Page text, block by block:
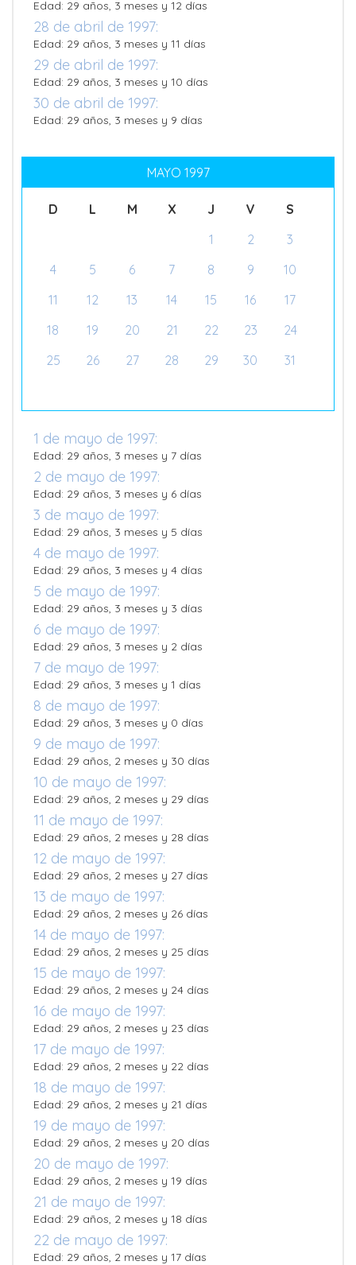
Edad: 29 años, 3 meses y 12 días
28 de abril de 1997:
Edad: 29 años, 3 meses y 11 días
29 de abril de 1997:
Edad: 29 años, 3 meses y 10 días
30 de abril de 1997:
Edad: 29 años, 3 meses y 9 días
MAYO 1997
D L M X J V
S
1
2
3
4
5 6 7 8 9
10
11
12 13 14 15 16
17
18
19 20 21 22 23
24
25
26 27 28 29 30 31
1 de mayo de 1997:
Edad: 29 años, 3 meses y 7 días
2 de mayo de 1997:
Edad: 29 años, 3 meses y 6 días
3 de mayo de 1997:
Edad: 29 años, 3 meses y 5 días
4 de mayo de 1997:
Edad: 29 años, 3 meses y 4 días
5 de mayo de 1997:
Edad: 29 años, 3 meses y 3 días
6 de mayo de 1997:
Edad: 29 años, 3 meses y 2 días
7 de mayo de 1997:
Edad: 29 años, 3 meses y 1 días
8 de mayo de 1997:
Edad: 29 años, 3 meses y 0 días
9 de mayo de 1997:
Edad: 29 años, 2 meses y 30 días
10 de mayo de 1997:
Edad: 29 años, 2 meses y 29 días
11 de mayo de 1997:
Edad: 29 años, 2 meses y 28 días
12 de mayo de 1997:
Edad: 29 años, 2 meses y 27 días
13 de mayo de 1997:
Edad: 29 años, 2 meses y 26 días
14 de mayo de 1997:
Edad: 29 años, 2 meses y 25 días
15 de mayo de 1997:
Edad: 29 años, 2 meses y 24 días
16 de mayo de 1997:
Edad: 29 años, 2 meses y 23 días
17 de mayo de 1997:
Edad: 29 años, 2 meses y 22 días
18 de mayo de 1997:
Edad: 29 años, 2 meses y 21 días
19 de mayo de 1997:
Edad: 29 años, 2 meses y 20 días
20 de mayo de 1997:
Edad: 29 años, 2 meses y 19 días
21 de mayo de 1997:
Edad: 29 años, 2 meses y 18 días
22 de mayo de 1997:
Edad: 29 años, 2 meses y 17 días